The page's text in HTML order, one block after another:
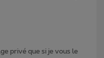
privé que si je vous le